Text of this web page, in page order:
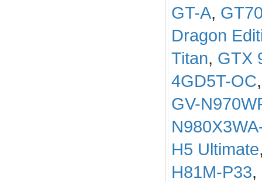
GT-A,
Dragon
Titan, GTX
4GD5T-OC
GV-
H5 Ultimate
H81M-P33,